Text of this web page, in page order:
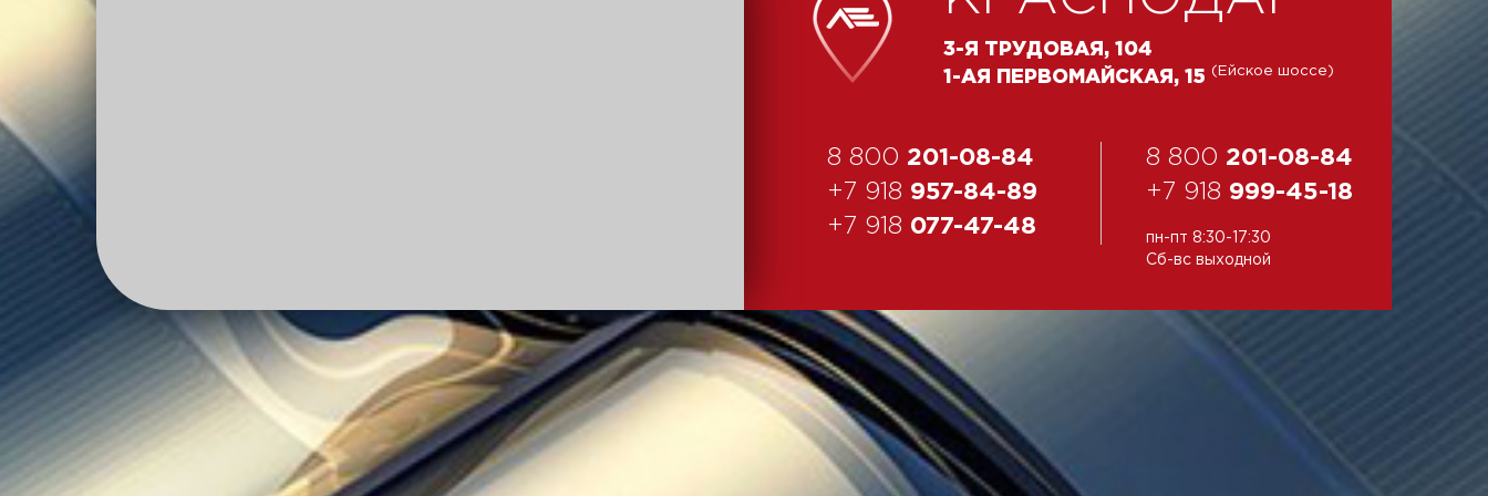
3-Я ТРУДОВАЯ, 104
1-АЯ ПЕРВОМАЙСКАЯ, 15 (Ейское шоссе)
8 800 201-08-84
+7 918 957-84-89
+7 918 077-47-48
8 800 201-08-84
+7 918 999-45-18
пн-пт 8:30-17:30
Сб-вс выходной